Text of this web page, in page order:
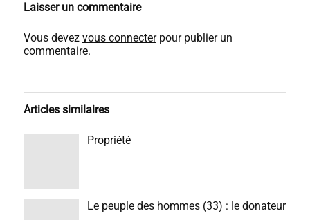
Laisser un commentaire
Vous devez vous connecterpour publier un
commentaire.
Articles similaires
Propriété
Le peuple des hommes (33) : le donateur